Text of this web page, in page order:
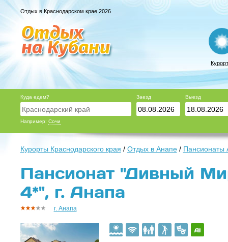
Отдых в Краснодарском крае 2026
Куда едем?
Например: Сочи
Заезд Выезд
Курорты Краснодарского края / Отдых в Анапе/ Пансионаты
Пансионат "Дивный
4*", г. Анапа
г. Анапа